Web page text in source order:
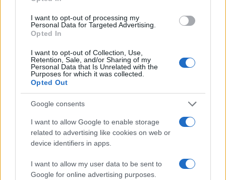
I want to opt-out of processing my
Personal Data for Targeted Advertising.
Opted In
I want to opt-out of Collection, Use,
Retention, Sale, and/or Sharing of my
Personal Data that Is Unrelated with the
Purposes for which it was collected.
Opted Out
Google consents
I want to allow Google to enable storage
related to advertising like cookies on web or
device identifiers in apps.
I want to allow my user data to be sent to
Google for online advertising purposes.
Σχόλια
Θρίλερ στον Λυκαβηττό:
Βρέθηκε πτώμα σε σπηλιά
κοντά στο εκκλησάκι των
Αγίων Ισιδώρων -
Φωτογραφίες από το
Συναγερμός για
επόμενα 24ωρα:
Αττική και Βοιωτία
«επικίνδυνες»